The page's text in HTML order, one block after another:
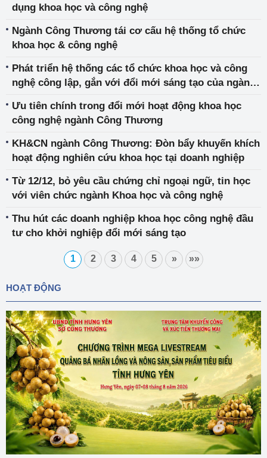
dụng khoa học và công nghệ
Ngành Công Thương tái cơ cấu hệ thống tổ chức
khoa học & công nghệ
Phát triển hệ thống các tổ chức khoa học và công
nghệ công lập, gắn với đổi mới sáng tạo của ngành
Ưu tiên chính trong đổi mới hoạt động khoa học
công nghệ ngành Công Thương
KH&CN ngành Công Thương: Đòn bẩy khuyến khích
hoạt động nghiên cứu khoa học tại doanh nghiệp
Từ 12/12, bỏ yêu cầu chứng chỉ ngoại ngữ, tin học
với viên chức ngành Khoa học và công nghệ
Thu hút các doanh nghiệp khoa học công nghệ đầu
tư cho khởi nghiệp đổi mới sáng tạo
1 2 3 4 5 » »»
HOẠT ĐỘNG